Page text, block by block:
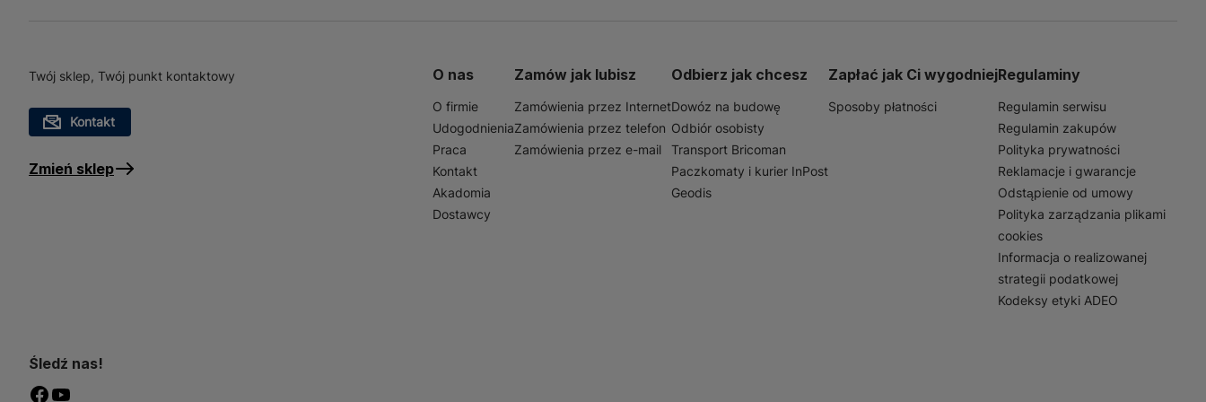
sprawdzi się zarówno podczas codziennych dojazdów do pracy, jak i w trakcie dłuższych wycieczek
rowerowych. Dzięki swojej wysokiej jasności i szerokiemu kątowi świecenia, zapewnia bezpieczeństwo na
miejskich ulicach oraz na mniej oświetlonych trasach poza miastem. Jest to niezbędny element wyposażenia
każdego rowerzysty, który ceni sobie komfort i bezpieczeństwo podczas jazdy.
Twój sklep, Twój punkt kontaktowy
Kontakt
Zmień sklep
O nas
O firmie
Udogodnienia
Praca
Kontakt
Akadomia
Dostawcy
Zamów jak lubisz
Zamówienia przez Internet
Zamówienia przez telefon
Zamówienia przez e-mail
Odbierz jak chcesz
Dowóz na budowę
Odbiór osobisty
Transport Bricoman
Paczkomaty i kurier InPost
Geodis
Zapłać jak Ci wygodniej
Sposoby płatności
Regulaminy
Regulamin serwisu
Regulamin zakupów
Polityka prywatności
Reklamacje i gwarancje
Odstąpienie od umowy
Polityka zarządzania plikami
cookies
Informacja o realizowanej
strategii podatkowej
Kodeksy etyki ADEO
Śledź nas!